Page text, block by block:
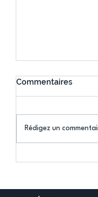
Ping ? Quand le
Commentaires
Rédigez un